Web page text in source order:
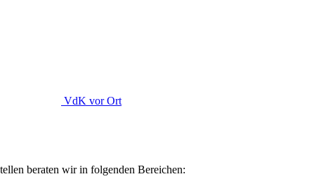
VdK vor Ort
beraten wir in folgenden Bereichen: